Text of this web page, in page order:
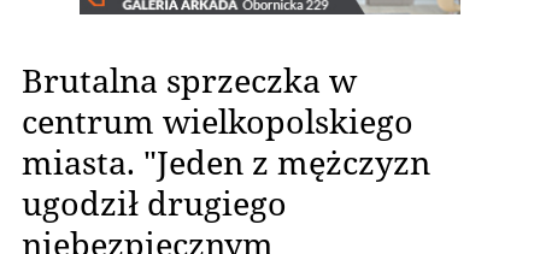
Brutalna sprzeczka w
centrum wielkopolskiego
miasta. "Jeden z mężczyzn
ugodził drugiego
niebezpiecznym